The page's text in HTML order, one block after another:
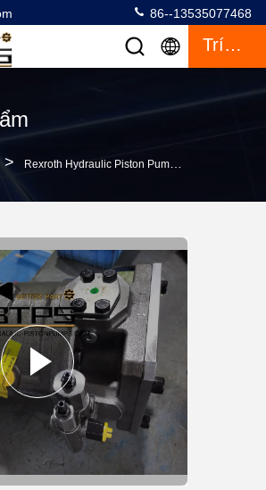
86--13535077468
Trích Dẫn
> Rexroth Hydraulic Piston Pump